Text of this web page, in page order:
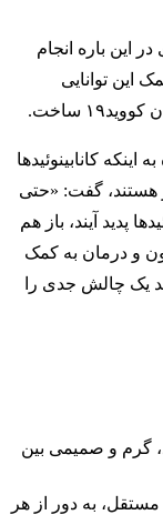
این باره انجام
این توانایی
ساخت.
کانابینوئیدها
هستند، گفت: «حتی
پدید آیند، باز هم
و درمان به کمک
یک چالش جدی را
گرم و صمیمی بین
به دور از هر